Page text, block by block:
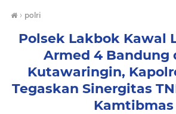
› polri
Polsek Lakbok Kawal
Armed 4 Bandung
Kutawaringin,
Tegaskan Sinergitas
Kamtibmas